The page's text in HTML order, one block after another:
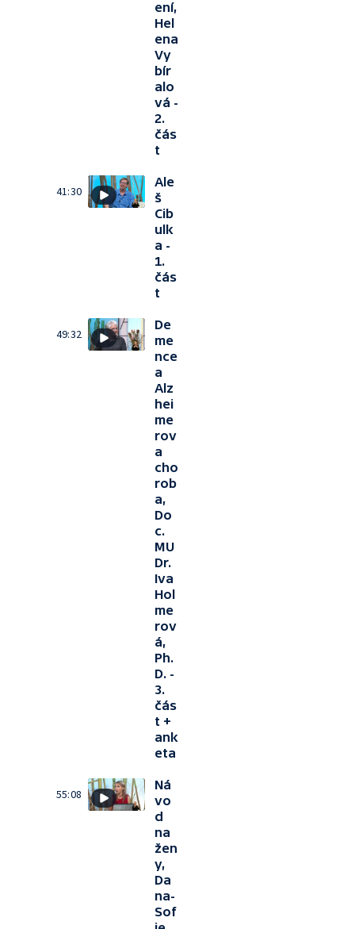
ení,
Hel
ena
Vy
bír
alo
vá -
2.
čás
t
41:30
Ale
š
Cib
ulk
a -
1.
čás
t
49:32
De
me
nce
a
Alz
hei
me
rov
a
cho
rob
a,
Do
c.
MU
Dr.
Iva
Hol
me
rov
á,
Ph.
D. -
3.
čás
t +
ank
eta
55:08
Ná
vo
d
na
žen
y,
Da
na-
Sof